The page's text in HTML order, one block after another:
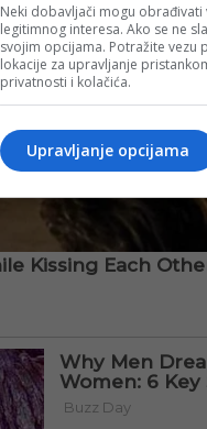
Neki dobavljači mogu
legitimnog interesa. Ako se ne
svojim opcijama. Potražite vezu
lokacije za upravljanje
privatnosti i kolačića.
Upravljanje opcijama